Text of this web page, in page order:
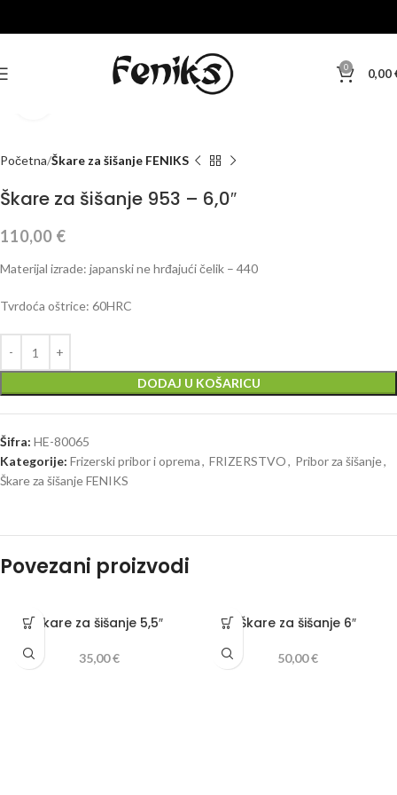
0 0,00
Početna Škare za šišanje FENIKS
Škare za šišanje 953 – 6,0″
110,00 €
Materijal izrade: japanski ne hrđajući čelik – 440
Tvrdoća oštrice: 60HRC
DODAJ U KOŠARICU
Šifra: HE-80065
Kategorije: Frizerski pribor i oprema, FRIZERSTVO, Pribor za šišanje,
Škare za šišanje FENIKS
Povezani proizvodi
Škare za šišanje 5,5″
35,00€
Škare za šišanje 6″
50,00€